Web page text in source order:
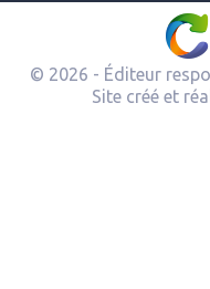
© 2026 - Éditeur
Site créé et